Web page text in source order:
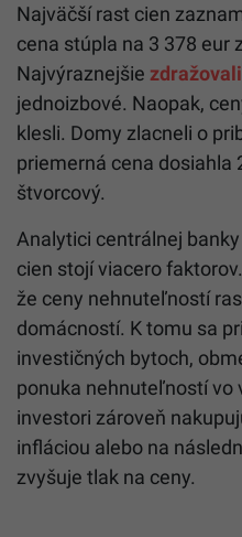
Najväčší rast cien
cena stúpla na 3 378 eur
Najvýraznejšie zdražovali
jednoizbové. Naopak,
klesli. Domy zlacneli o
priemerná cena dosiahla
štvorcový.
Analytici centrálnej
cien stojí viacero
že ceny nehnuteľností
domácností. K tomu sa
investičných bytoch,
ponuka nehnuteľností vo
investori zároveň
infláciou alebo na
zvyšuje tlak na ceny.